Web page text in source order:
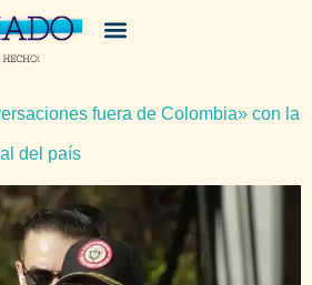
fuera de Colombia» con la
del país